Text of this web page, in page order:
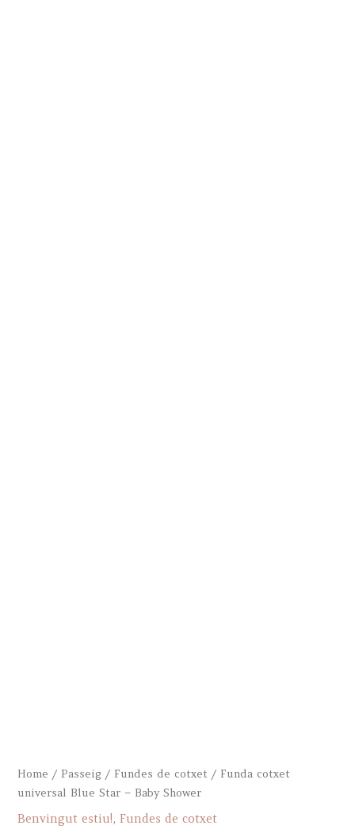
Home / Passeig / Fundes de cotxet / Funda cotxet
universal Blue Star – Baby Shower
Benvingut estiu!,Fundes de cotxet